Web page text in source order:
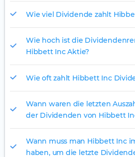
Wie viel Dividende zahlt
Wie hoch ist die
Hibbett Inc Aktie?
Wie oft zahlt Hibbett Inc
Wann waren die letzten
der Dividenden von Hibbett
Wann muss man Hibbett Inc
haben, um die letzte